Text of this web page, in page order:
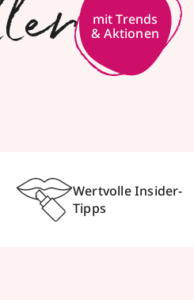
mit Trends
& Aktionen
Wertvolle Insider-
Tipps